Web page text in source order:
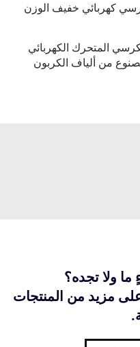
كهربائي خفيف الوزن
المتحرك الكهربائي
من ألياف الكربون
ولا تجده؟
مزيد من المنتجات